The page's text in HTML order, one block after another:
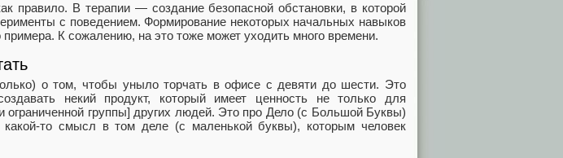
правило. В терапии — создание безопасной обстановки, в которой
с поведением. Формирование некоторых начальных навыков
примера. К сожалению, на это тоже может уходить много времени.
о том, чтобы уныло торчать в офисе с девяти до шести. Это
некий продукт, который имеет ценность не только для
ограниченной группы] других людей. Это про Дело (с Большой Буквы)
какой-то смысл в том деле (с маленькой буквы), которым человек